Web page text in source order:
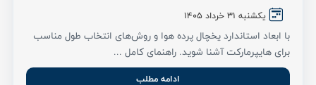
یکشنبه 31 خرداد ۱۴۰۵
با ابعاد استاندارد یخچال پرده هوا و روش‌های انتخاب طول مناسب
برای هایپرمارکت آشنا شوید. راهنمای کامل ...
ادامه مطلب